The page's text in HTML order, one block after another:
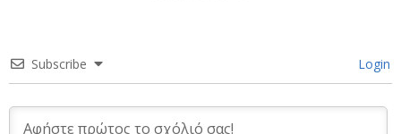
Subscribe Login